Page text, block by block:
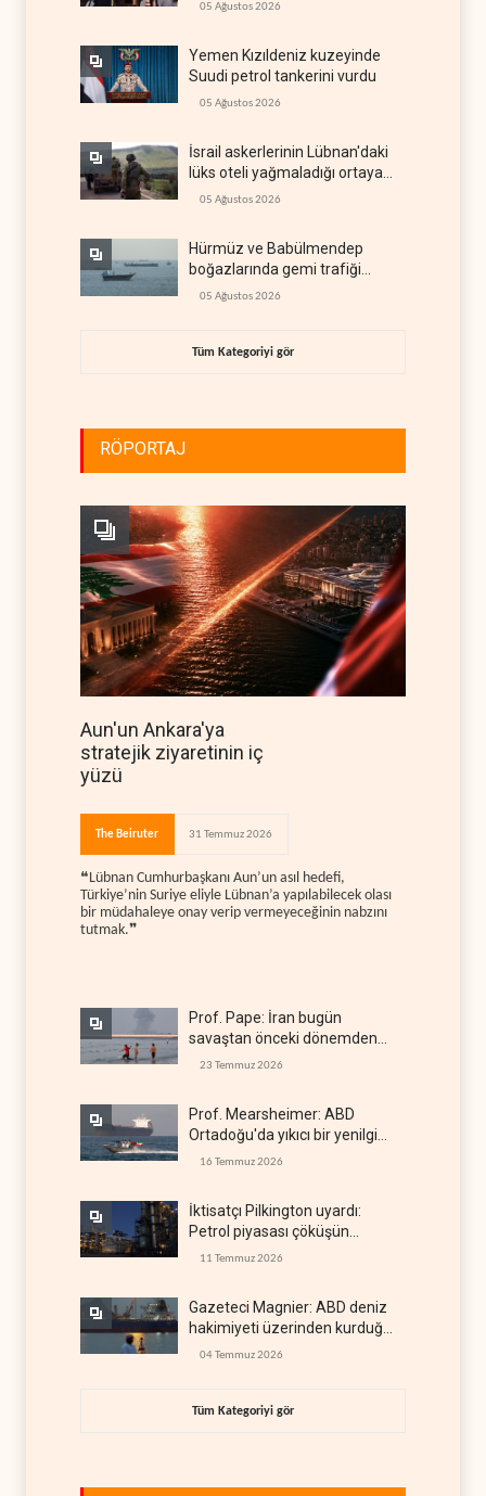
05 Ağustos 2026
Yemen Kızıldeniz kuzeyinde
Suudi petrol tankerini vurdu
05 Ağustos 2026
İsrail askerlerinin Lübnan'daki
lüks oteli yağmaladığı ortaya
çıktı
05 Ağustos 2026
Hürmüz ve Babülmendep
boğazlarında gemi trafiği
durağan seyrini koruyor
05 Ağustos 2026
Tüm Kategoriyi gör
RÖPORTAJ
Aun'un Ankara'ya
stratejik ziyaretinin iç
yüzü
The Beiruter 31 Temmuz 2026
❝Lübnan Cumhurbaşkanı Aun’un asıl hedefi,
Türkiye’nin Suriye eliyle Lübnan’a yapılabilecek olası
bir müdahaleye onay verip vermeyeceğinin nabzını
tutmak.❞
Prof. Pape: İran bugün
savaştan önceki dönemden
çok daha güçlü
23 Temmuz 2026
Prof. Mearsheimer: ABD
Ortadoğu'da yıkıcı bir yenilgi
aldı
16 Temmuz 2026
İktisatçı Pilkington uyardı:
Petrol piyasası çöküşün
eşiğinde
11 Temmuz 2026
Gazeteci Magnier: ABD deniz
hakimiyeti üzerinden kurduğu
küresel gücü kaybetti
04 Temmuz 2026
Tüm Kategoriyi gör